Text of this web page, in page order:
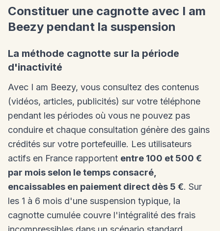
Constituer une cagnotte avec I am
Beezy pendant la suspension
La méthode cagnotte sur la période
d'inactivité
Avec I am Beezy, vous consultez des contenus
(vidéos, articles, publicités) sur votre téléphone
pendant les périodes où vous ne pouvez pas
conduire et chaque consultation génère des gains
crédités sur votre portefeuille. Les utilisateurs
actifs en France rapportent entre 100 et 500 €
par mois selon le temps consacré,
encaissables en paiement direct dès 5 €. Sur
les 1 à 6 mois d'une suspension typique, la
cagnotte cumulée couvre l'intégralité des frais